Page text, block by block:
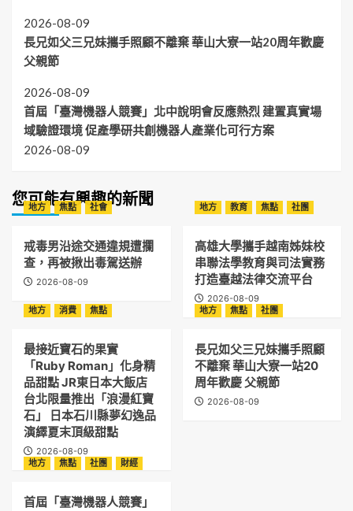
2026-08-09
長兄如父三兄妹攜手照顧不離棄 華山大寮一站20周年歡慶
父親節
2026-08-09
首屆「臺灣機器人競賽」北中說明會反應熱烈 建置真實場
域驗證環境 促產學研共創機器人產業化可行方案
2026-08-09
您可能有興趣的新聞
地方 焦點 社會
戒毒男沿途交通違規遭攔
查，再被揪出毒駕送辦
2026-08-09
地方 教育 焦點 社團
高雄大學攜手越南姊妹校
串聯法學教育與司法實務
打造臺越法律交流平台
2026-08-09
地方
消費 焦點
最接近寶石的果實
「Ruby Roman」化身精
品甜點 JR東日本大飯店
台北限量推出「浪漫紅寶
石」 日本石川縣夢幻逸品
演繹夏末頂級甜點
2026-08-09
地方 焦點 社團
長兄如父三兄妹攜手照顧
不離棄 華山大寮一站20
周年歡慶 父親節
2026-08-09
地方 焦點 社團 財經
首屆「臺灣機器人競賽」